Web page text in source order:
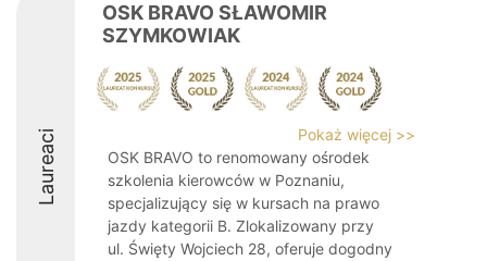
Laureaci
OSK BRAVO SŁAWOMIR
SZYMKOWIAK
Pokaż więcej >>
OSK BRAVO to renomowany ośrodek
szkolenia kierowców w Poznaniu,
specjalizujący się w kursach na prawo
jazdy kategorii B. Zlokalizowany przy
ul. Święty Wojciech 28, oferuje dogodny